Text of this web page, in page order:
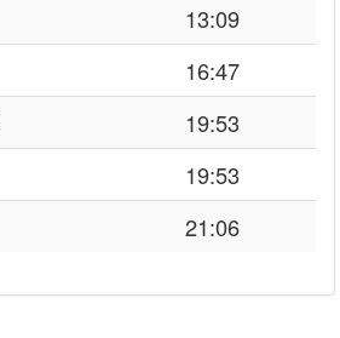
13:09
16:47
19:53
19:53
21:06